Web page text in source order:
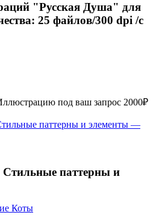
"Русская Душа" для
25 файлов/300 dpi /с
под ваш запрос 2000₽
паттерны и
Коты